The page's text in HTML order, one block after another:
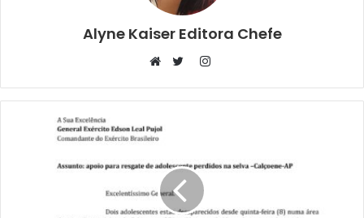
Alyne Kaiser Editora Chefe
Instagram